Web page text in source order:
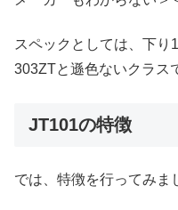
スペックとしては、下り
303ZTと遜色ないクラス
JT101の特徴
では、特徴を行ってみま